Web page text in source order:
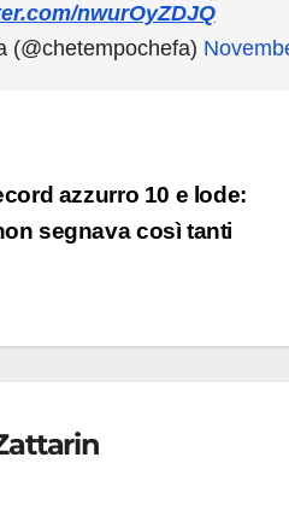
nwurOyZDJQ
(@chetempochefa)
azzurro 10 e lode:
segnava così tanti